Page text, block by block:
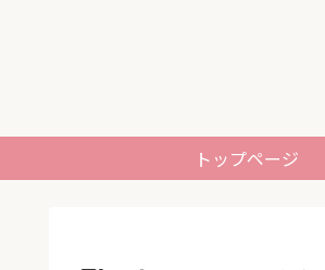
トップページ